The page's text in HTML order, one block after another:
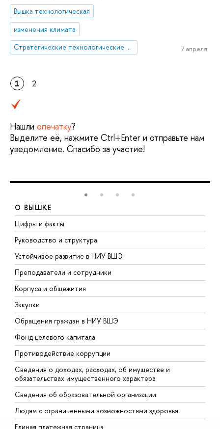
Вышка технологическая
изменения климата
Стратегические технологические проекты
7 апреля
1 2
Нашли опечатку?
Выделите её, нажмите Ctrl+Enter и отправьте нам
уведомление. Спасибо за участие!
О ВЫШКЕ
Цифры и факты
Руководство и структура
Устойчивое развитие в НИУ ВШЭ
Преподаватели и сотрудники
Корпуса и общежития
Закупки
Обращения граждан в НИУ ВШЭ
Фонд целевого капитала
Противодействие коррупции
Сведения о доходах, расходах, об имуществе и
обязательствах имущественного характера
Сведения об образовательной организации
Людям с ограниченными возможностями здоровья
Единая платежная страница